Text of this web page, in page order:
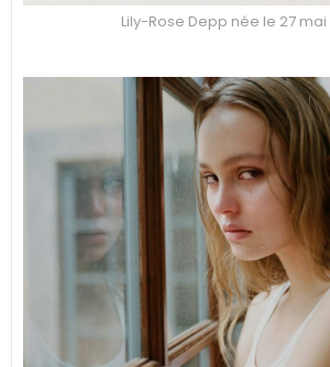
Lily-Rose Depp née le 27 mai